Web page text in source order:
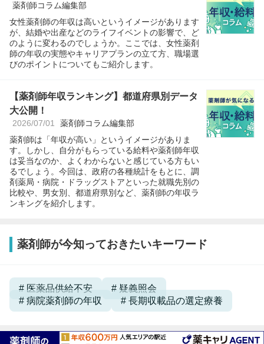
薬剤師コラム編集部
女性薬剤師の年収は高いというイメージがあります
が、結婚や出産などのライフイベントの影響で、ど
のように変わるのでしょうか。ここでは、女性薬剤
師の年収の実態やキャリアプランの立て方、職場選
びのポイントについてもご紹介します。
【薬剤師年収ランキング】都道府県別データ
大公開！
2026/07/01 薬剤師コラム編集部
薬剤師は「年収が高い」というイメージがありま
す。しかし、自分がもらっている給料や薬剤師年収
は妥当なのか、よくわからないと感じている方もい
るでしょう。今回は、政府の各種統計をもとに、調
剤薬局・病院・ドラッグストアといった就職先別の
比較や、男女別、都道府県別など、薬剤師の年収ラ
ンキングを紹介します。
薬剤師が今知っておきたいキーワード
医薬品供給不安
疑義照会
病院薬剤師の年収
長期収載品の選定療養